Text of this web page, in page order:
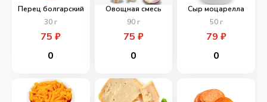
Перец болгарский
30 г
75₽
0
Овощная смесь
90г
75 ₽
0
Сыр моцарелла
50г
79 ₽
0